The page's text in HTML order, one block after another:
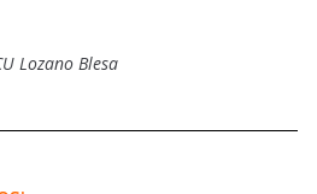
Lozano Blesa